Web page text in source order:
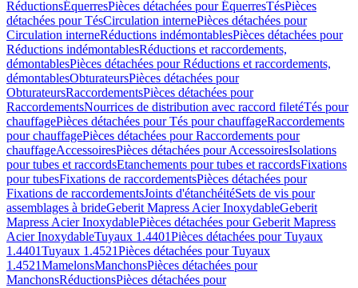
RéductionsÉquerresPièces détachées pour ÉquerresTésPièces
détachées pour TésCirculation internePièces détachées pour
Circulation interneRéductions indémontablesPièces détachées pour
Réductions indémontablesRéductions et raccordements,
démontablesPièces détachées pour Réductions et raccordements,
démontablesObturateursPièces détachées pour
ObturateursRaccordementsPièces détachées pour
RaccordementsNourrices de distribution avec raccord filetéTés pour
chauffagePièces détachées pour Tés pour chauffageRaccordements
pour chauffagePièces détachées pour Raccordements pour
chauffageAccessoiresPièces détachées pour AccessoiresIsolations
pour tubes et raccordsEtanchements pour tubes et raccordsFixations
pour tubesFixations de raccordementsPièces détachées pour
Fixations de raccordementsJoints d'étanchéitéSets de vis pour
assemblages à brideGeberit Mapress Acier InoxydableGeberit
Mapress Acier InoxydablePièces détachées pour Geberit Mapress
Acier InoxydableTuyaux 1.4401Pièces détachées pour Tuyaux
1.4401Tuyaux 1.4521Pièces détachées pour Tuyaux
1.4521MamelonsManchonsPièces détachées pour
ManchonsRéductionsPièces détachées pour